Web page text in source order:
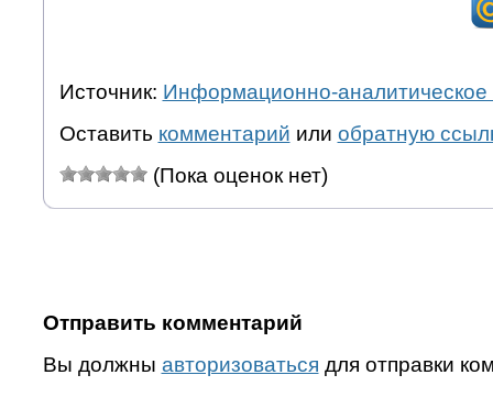
Источник: Информационно-аналитическое
Оставить комментарий или обратную
(Пока оценок нет)
Отправить комментарий
Вы должны авторизоваться для отправки